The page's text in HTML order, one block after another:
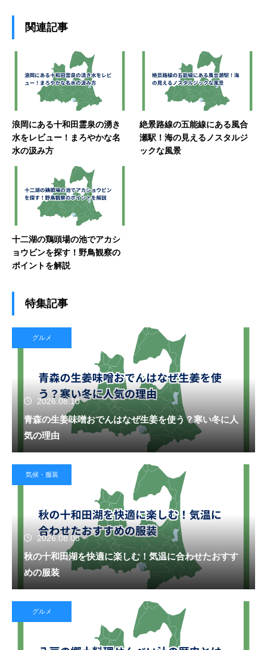
関連記事
浪岡にある十和田霊泉の湧き
水をレビュー！まろやかな名
水の汲み方
絶景路線の五能線にある風合
瀬駅！海の見えるノスタルジ
ックな風景
十二湖の鶏頭場の池でアカシ
ョウビンを探す！野鳥観察の
ポイントを解説
特集記事
グルメ
2026.08.10
青森の生姜味噌おでんはなぜ生姜を使う？寒い冬に人
気の理由
気候・服装
2026.08.08
秋の十和田湖を快適に楽しむ！気温に合わせたおすす
めの服装
グルメ